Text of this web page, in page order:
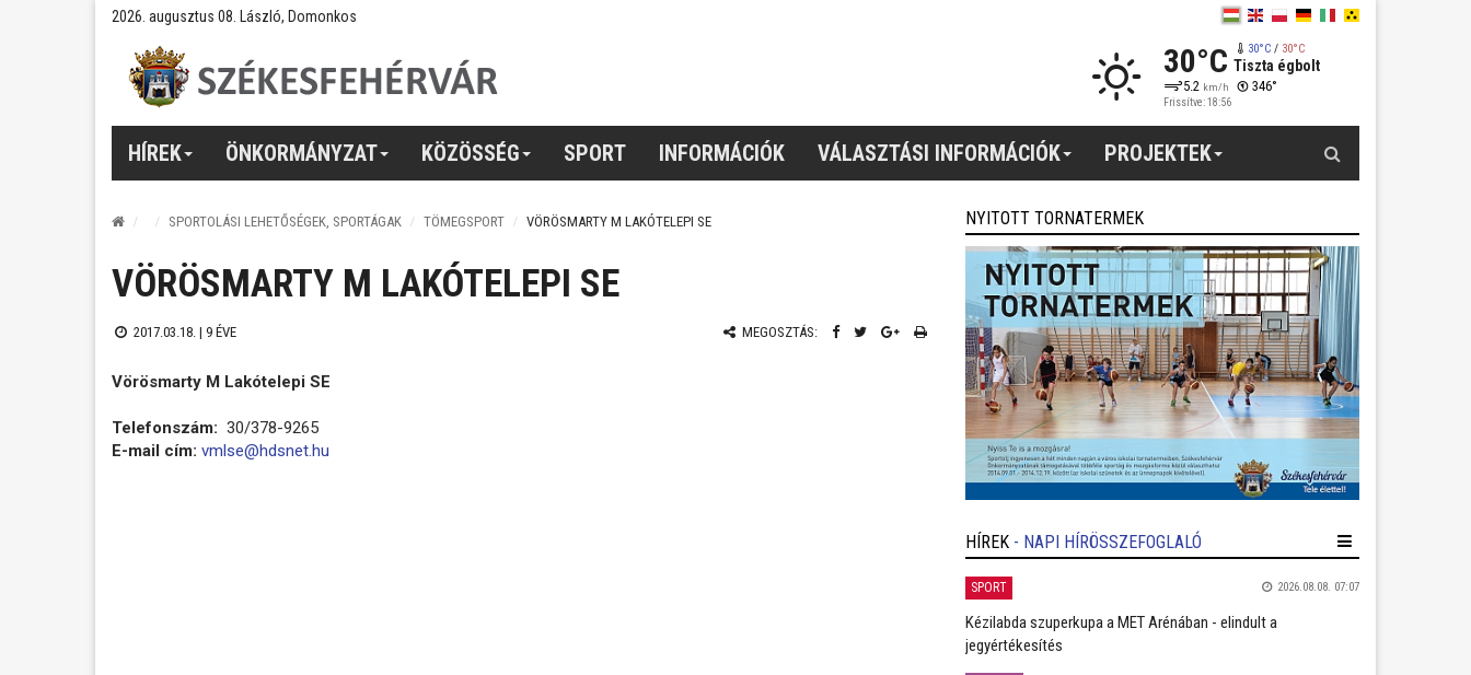
2026. augusztus 08. László, Domonkos
30°C 30°C/ 30°C
Tiszta égbolt
5.2 km/h 346°
Frissítve: 18:56
HÍREK ÖNKORMÁNYZAT KÖZÖSSÉG SPORT INFORMÁCIÓK VÁLASZTÁSI INFORMÁCIÓK PROJEKTEK
SPORTOLÁSI LEHETŐSÉGEK, SPORTÁGAK TÖMEGSPORT VÖRÖSMARTY M LAKÓTELEPI SE
VÖRÖSMARTY M LAKÓTELEPI SE
2017.03.18. | 9 ÉVE MEGOSZTÁS:
Vörösmarty M Lakótelepi SE
Telefonszám: 30/378-9265
E-mail cím: vmlse@hdsnet.hu
NYITOTT TORNATERMEK
HÍREK - NAPI HÍRÖSSZEFOGLALÓ
SPORT 2026.08.08. 07:07
Kézilabda szuperkupa a MET Arénában - elindult a
jegyértékesítés